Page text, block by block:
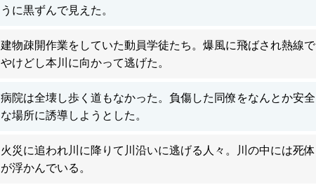
うに黒ずんで見えた。
建物疎開作業をしていた動員学徒たち。爆風に飛ばされ熱線で
やけどし本川に向かって逃げた。
病院は全壊し歩く道もなかった。負傷した同僚をなんとか安全
な場所に誘導しようとした。
火災に追われ川に降りて川沿いに逃げる人々。川の中には死体
が浮かんでいる。